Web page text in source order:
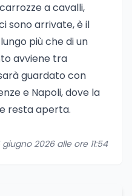
a cavalli,
sono arrivate, è il
più che di un
avviene tra
guardato con
e Napoli, dove la
resta aperta.
2026 alle ore 11:54